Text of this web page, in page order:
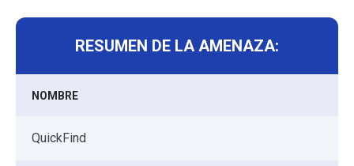
RESUMEN DE LA AMENAZA:
NOMBRE
QuickFind